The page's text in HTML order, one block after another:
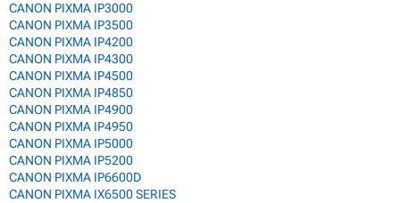
CANON PIXMA IP3000
CANON PIXMA IP3500
CANON PIXMA IP4200
CANON PIXMA IP4300
CANON PIXMA IP4500
CANON PIXMA IP4850
CANON PIXMA IP4900
CANON PIXMA IP4950
CANON PIXMA IP5000
CANON PIXMA IP5200
CANON PIXMA IP6600D
CANON PIXMA IX6500 SERIES